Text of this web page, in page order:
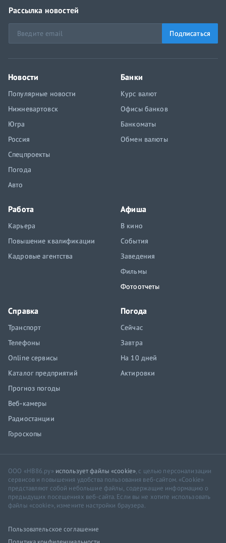
Рассылка новостей
Подписаться
Новости
Популярные новости
Нижневартовск
Югра
Россия
Спецпроекты
Погода
Авто
Банки
Курс валют
Офисы банков
Банкоматы
Обмен валюты
Работа
Карьера
Повышение квалификации
Кадровые агентства
Афиша
В кино
События
Заведения
Фильмы
Фотоотчеты
Справка
Транспорт
Телефоны
Online сервисы
Каталог предприятий
Прогноз погоды
Веб-камеры
Радиостанции
Гороскопы
Погода
Сейчас
Завтра
На 10 дней
Актировки
ООО «НВ86.ру» использует файлы «cookie», с целью персонализации
сервисов и повышения удобства пользования веб-сайтом. «Cookie»
представляют собой небольшие файлы, содержащие информацию о
предыдущих посещениях веб-сайта. Если вы не хотите использовать
файлы «cookie», измените настройки браузера.
Пользовательское соглашение